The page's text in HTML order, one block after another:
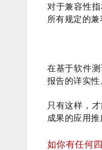
对于兼容性
所有规定的
在基于软件
报告的详实性
只有这样，
成果的应用推
如你有任何四